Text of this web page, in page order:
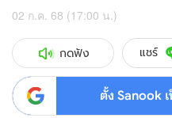
02 ก.ค. 68 (17:00 น.)
กดฟัง แชร์
ตั้ง Sanook